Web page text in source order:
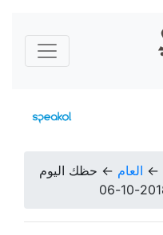
← العام ← حظك اليوم